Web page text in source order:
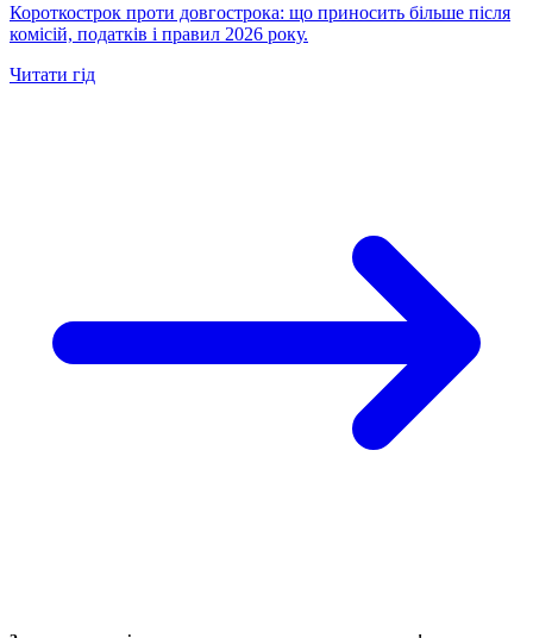
Короткострок проти довгострока: що приносить більше після
комісій, податків і правил 2026 року.
Читати гід